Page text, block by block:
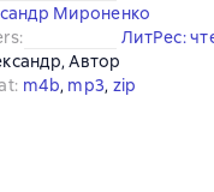
Мироненко
: ЛитРес:
, Автор
: m4b, mp3, zip